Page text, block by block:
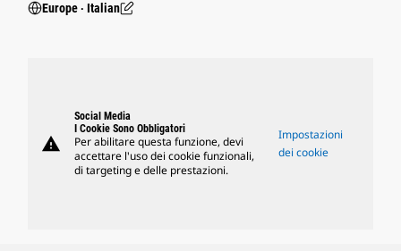
Europe ‧ Italian
warning
Social Media
I Cookie Sono Obbligatori
Per abilitare questa funzione, devi
accettare l'uso dei cookie funzionali,
di targeting e delle prestazioni.
Impostazioni
dei cookie